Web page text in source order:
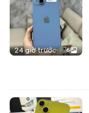
24 giờ trước 6